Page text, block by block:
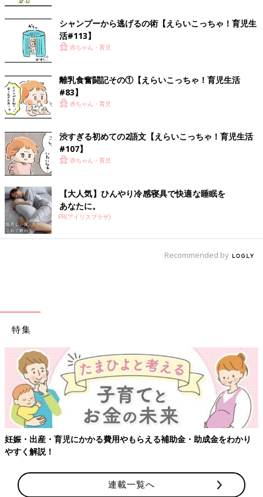
ちらを見つめてくるのに！
ご飯は味わって楽しむ派でなく、観賞して楽しむ派なんかいな。
そんなこんなで、一生懸命作ったご飯は、ことごとく拒否られ、
母さんが素材の味を楽しむ形でいただくことになるのでした。
離乳食デビューに進展の兆しは現れるのか！？
次回に続きます。
瀬戸内海の小さな島、直島に移住。
現在は漫画を描きながら、６歳の娘みーたんを子育て中。
インスタグラムにて、そんな娘とのゆるい日々を漫画で公開中。
ほぼ描き下ろし&フルカラー！
絵本のような育児エッセイ漫画本「みーたん！」
8月11日に発売されましたーーー！！！
「なおしまぐらし＝瀬戸内海のちいさな島移住まんが＝」
◆コミックエッセイ
「みーたん！」（文友舎）
「直島古民家シェア暮らし」(KADOKAWA)
「3才児みーたんは容赦しない」(KADOKAWA）
発売中♪
おっぱいに対する意識の変化【えらいこ
っちゃ！育児生活#67】
瀬戸内海の小さな島、直島に移住。 現在は漫画
を描きながら、６歳の娘みーたんを子育て中。
■新着マンガをお知らせ！たまひよONLINEインスタグラム
（@tamahiyo_online）
シャンプーから逃げるの術【えらいこっちゃ！育児生
活#113】
赤ちゃん・育児
離乳食奮闘記その①【えらいこっちゃ！育児生活
#83】
赤ちゃん・育児
渋すぎる初めての2語文【えらいこっちゃ！育児生活
#107】
赤ちゃん・育児
【大人気】ひんやり冷感寝具で快適な睡眠を
あなたに。
PR(アイリスプラザ)
Recommended by
特集
補助金・助成金をわかり
【ワクチン接種できるものも】妊婦の
連載一覧へ